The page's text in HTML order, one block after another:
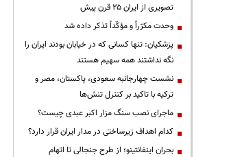
تصویری از ایران ۲۵ قرن پیش
وحدت مکرّراً و مؤکّداً تذکر داده شد
پزشکیان: تنها کسانی که در خیابان بودند ایران را
نگه نداشتند همه سهیم هستند
نشست چهارجانبه سعودی، پاکستان، مصر و
ترکیه با تاکید بر کنترل تنش‌ها
ماجرای نصب سنگ مزار اکبر عبدی چیست؟
کدام اهداف زیرساختی در مدار ایران قرار دارد؟
بحران اینفانتینو؛ از طرح جنجالی تا اتهام